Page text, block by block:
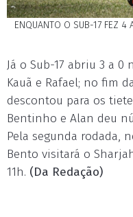
ENQUANTO O SUB-17 FEZ
Já o Sub-17 abriu 3 a
Kauã e Rafael; no fim
descontou para os
Bentinho e Alan deu
Pela segunda rodada,
Bento visitará o
11h. (Da Redação)